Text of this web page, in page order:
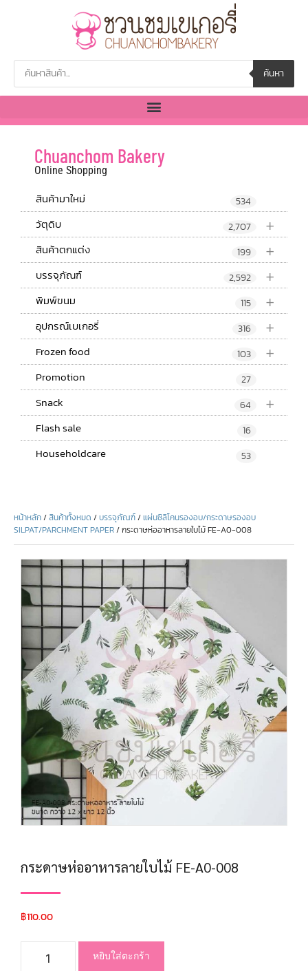
ค้นหา
Chuanchom Bakery
Online Shopping
สินค้ามาใหม่ 534
+
วัตุดิบ 2,707
+
สินค้าตกแต่ง 199
+
บรรจุภัณฑ์ 2,592
+
พิมพ์ขนม 115
+
อุปกรณ์เบเกอรี่ 316
+
Frozen food 103
Promotion 27
+
Snack 64
Flash sale 16
Householdcare 53
หน้าหลัก/สินค้าทั้งหมด /บรรจุภัณฑ์/แผ่นซิลิโคนรองอบ/กระดาษรองอบ
SILPAT/PARCHMENT PAPER/ กระดาษห่ออาหารลายใบไม้ FE-A0-008
กระดาษห่ออาหารลายใบไม้ FE-A0-008
฿110.00
หยิบใส่ตะกร้า